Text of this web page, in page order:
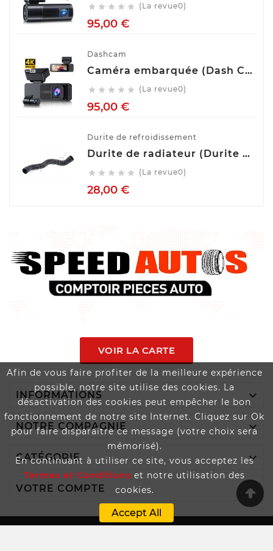
Afin de vous faire profiter de la meilleure expérience
possible, notre site utilise des cookies. La
désactivation des cookies peut empêcher le bon
fonctionnement de notre site Internet. Cliquez sur Ok
pour faire disparaître ce message (votre choix sera
mémorisé).
En continuant à utiliser ce site, vous acceptez les
Termes et Conditions et notre utilisation des
cookies.
Accept All
     (La revue0)
95,00 €Prix
Dashcam
Caméra embarquée (Dash Cam) Avant Arrière GKU D700
     (La revue0)
95,00 €Prix
Durite de refroidissement
Durite de radiateur (Durite de refroidissement) TOPRAN 407 996
     (La revue0)
28,00 €Prix
VOIR LA CARTE
INFORMATIONS 
NOTRE COMPAGNIE 
CATÉGORIE 
VOTRE COMPTE 